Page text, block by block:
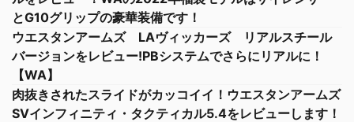
とG10グリップの豪華装備です！
ウエスタンアームズ LAヴィッカーズ リアルスチール
バージョンをレビュー!PBシステムでさらにリアルに！
【WA】
肉抜きされたスライドがカッコイイ！ウエスタンアームズ
SVインフィニティ・タクティカル5.4をレビューします！